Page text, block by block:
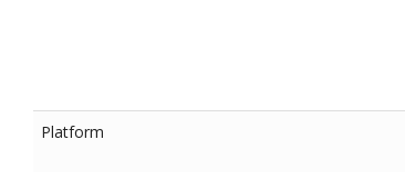
Platform